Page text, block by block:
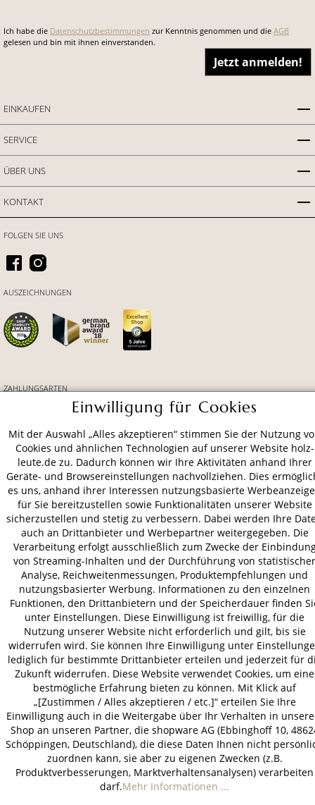
Ich habe die Datenschutzbestimmungen zur Kenntnis genommen und die AGB
gelesen und bin mit ihnen einverstanden.
Jetzt anmelden!
EINKAUFEN
SERVICE
ÜBER UNS
KONTAKT
ZAHLUNGSARTEN
VERSAND
FOLGEN SIE UNS
AUSZEICHNUNGEN
AGB Datenschutz
Impressum
© 2026 HOLZ-LEUTE
* Alle Preise inkl. gesetzl. Mehrwertsteuer zzgl.Versandkosten.
Einwilligung für Cookies
Mit der Auswahl „Alles akzeptieren“ stimmen Sie der Nutzung
Cookies und ähnlichen Technologien auf unserer Website holz-
leute.de zu. Dadurch können wir Ihre Aktivitäten anhand Ihrer
Geräte- und Browsereinstellungen nachvollziehen. Dies
es uns, anhand ihrer Interessen nutzungsbasierte
für Sie bereitzustellen sowie Funktionalitäten unserer Website
sicherzustellen und stetig zu verbessern. Dabei werden Ihre
auch an Drittanbieter und Werbepartner weitergegeben. Die
Verarbeitung erfolgt ausschließlich zum Zwecke der
von Streaming-Inhalten und der Durchführung von statistischer
Analyse, Reichweitenmessungen, Produktempfehlungen und
nutzungsbasierter Werbung. Informationen zu den einzelnen
Funktionen, den Drittanbietern und der Speicherdauer finden
unter Einstellungen. Diese Einwilligung ist freiwillig, für die
Nutzung unserer Website nicht erforderlich und gilt, bis sie
widerrufen wird. Sie können Ihre Einwilligung unter
lediglich für bestimmte Drittanbieter erteilen und jederzeit für
Zukunft widerrufen. Diese Website verwendet Cookies, um eine
bestmögliche Erfahrung bieten zu können. Mit Klick auf
„[Zustimmen / Alles akzeptieren / etc.]“ erteilen Sie Ihre
Einwilligung auch in die Weitergabe über Ihr Verhalten in
Shop an unseren Partner, die shopware AG (Ebbinghoff 10,
Schöppingen, Deutschland), die diese Daten Ihnen nicht
zuordnen kann, sie aber zu eigenen Zwecken (z.B.
Produktverbesserungen, Marktverhaltensanalysen) verarbeiten
darf.Mehr Informationen ...